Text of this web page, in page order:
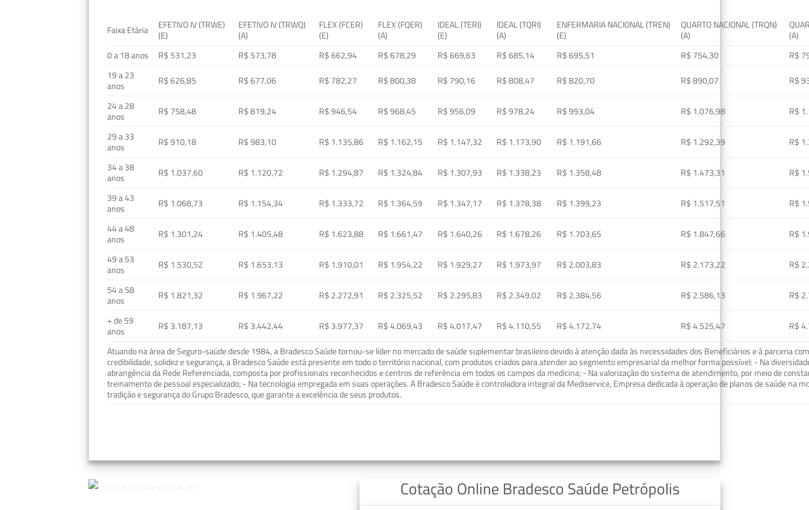
Faixa Etária
EFETIVO IV (TRWE)
(E)
EFETIVO IV (TRWQ)
(A)
FLEX (FCER)
(E)
FLEX (FQER)
(A)
IDEAL (TERI)
(E)
IDEAL (TQRI)
(A)
ENFERMARIA NACIONAL (TREN)
(E)
QUARTO NACIONAL (TRQN)
(A)
(A)
0 a 18 anos
R$ 531,23 R$ 573,78 R$ 662,94 R$ 678,29 R$ 669,63 R$ 685,14 R$ 695,51 R$ 754,30
R$
19 a 23
anos
R$ 626,85 R$ 677,06 R$ 782,27 R$ 800,38 R$ 790,16 R$ 808,47 R$ 820,70 R$ 890,07
R$
24 a 28
anos
R$ 758,48 R$ 819,24 R$ 946,54 R$ 968,45 R$ 956,09 R$ 978,24 R$ 993,04 R$ 1.076,98
R$
29 a 33
anos
R$ 910,18 R$ 983,10 R$ 1.135,86 R$ 1.162,15 R$ 1.147,32 R$ 1.173,90 R$ 1.191,66 R$ 1.292,39
R$
34 a 38
anos
R$ 1.037,60 R$ 1.120,72 R$ 1.294,87 R$ 1.324,84 R$ 1.307,93 R$ 1.338,23 R$ 1.358,48 R$ 1.473,31
R$
39 a 43
anos
R$ 1.068,73 R$ 1.154,34 R$ 1.333,72 R$ 1.364,59 R$ 1.347,17 R$ 1.378,38 R$ 1.399,23 R$ 1.517,51
R$
44 a 48
anos
R$ 1.301,24 R$ 1.405,48 R$ 1.623,88 R$ 1.661,47 R$ 1.640,26 R$ 1.678,26 R$ 1.703,65 R$ 1.847,66
R$
49 a 53
anos
R$ 1.530,52 R$ 1.653,13 R$ 1.910,01 R$ 1.954,22 R$ 1.929,27 R$ 1.973,97 R$ 2.003,83 R$ 2.173,22
R$
54 a 58
anos
R$ 1.821,32 R$ 1.967,22 R$ 2.272,91 R$ 2.325,52 R$ 2.295,83 R$ 2.349,02 R$ 2.384,56 R$ 2.586,13
R$
+ de 59
anos
R$ 3.187,13 R$ 3.442,44 R$ 3.977,37 R$ 4.069,43 R$ 4.017,47 R$ 4.110,55 R$ 4.172,74 R$ 4.525,47
R$
Atuando na área de Seguro-saúde desde 1984, a Bradesco Saúde tornou-se líder no mercado de saúde suplementar brasileiro devido à atenção dada às necessidades dos Beneficiários e à parceria
credibilidade, solidez e segurança, a Bradesco Saúde está presente em todo o território nacional, com produtos criados para atender ao segmento empresarial da melhor forma possível: - Na
abrangência da Rede Referenciada, composta por profissionais reconhecidos e centros de referência em todos os campos da medicina; - Na valorização do sistema de atendimento, por meio de
treinamento de pessoal especializado; - Na tecnologia empregada em suas operações. A Bradesco Saúde é controladora integral da Mediservice, Empresa dedicada à operação de planos de saúde na
tradição e segurança do Grupo Bradesco, que garante a excelência de seus produtos.
Cotação Online Bradesco Saúde Petrópolis